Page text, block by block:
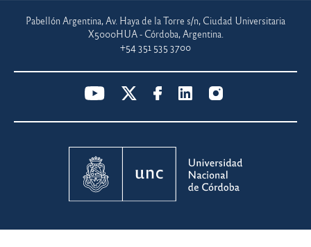
Pabellón Argentina, Av. Haya de la Torre s/n, Ciudad Universitaria
X5000HUA - Córdoba, Argentina.
+54 351 535 3700